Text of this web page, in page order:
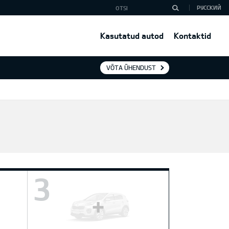
Kasutatud autod Kontaktid
РУССКИЙ
VÕTA ÜHENDUST